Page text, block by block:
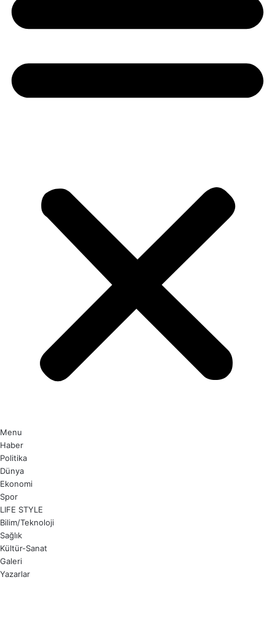
Menu
Haber
Politika
Dünya
Ekonomi
Spor
LIFE STYLE
Bilim/Teknoloji
Sağlık
Kültür-Sanat
Galeri
Yazarlar